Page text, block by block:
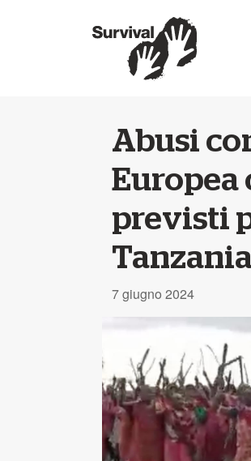
Abusi
Europea
previsti
7 giugno 2024